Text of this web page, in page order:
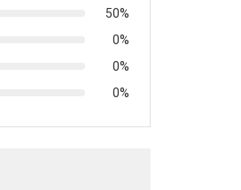
50%
0%
0%
0%